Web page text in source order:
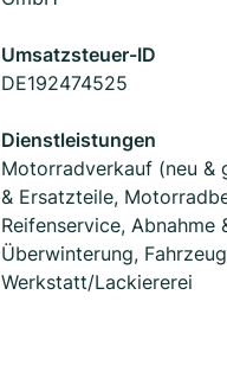
Umsatzsteuer-ID
DE192474525
Dienstleistungen
Motorradverkauf (neu &
& Ersatzteile,
Reifenservice, Abnahme
Überwinterung,
Werkstatt/Lackiererei